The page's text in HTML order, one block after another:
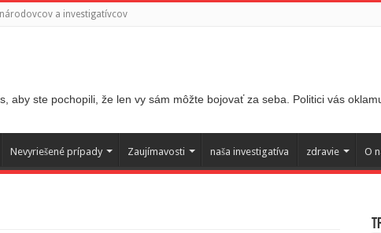
a investigatívcov
aby ste pochopili, že len vy sám môžte bojovať za seba. Politici vás
Nevyriešené prípady Zaujímavosti naša investigatíva zdravie O